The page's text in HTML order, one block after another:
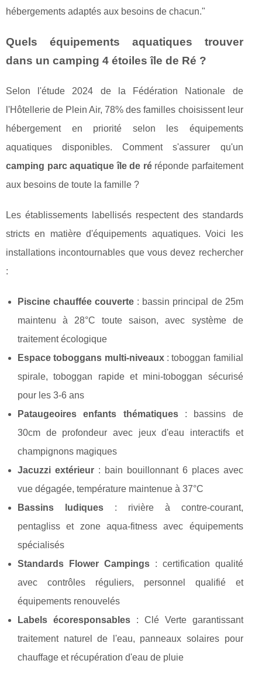
hébergements adaptés aux besoins de chacun."
Quels équipements aquatiques trouver
dans un camping 4 étoiles île de Ré ?
Selon l'étude 2024 de la Fédération Nationale de
l'Hôtellerie de Plein Air, 78% des familles choisissent leur
hébergement en priorité selon les équipements
aquatiques disponibles. Comment s'assurer qu'un
camping parc aquatique île de réréponde parfaitement
aux besoins de toute la famille ?
Les établissements labellisés respectent des standards
stricts en matière d'équipements aquatiques. Voici les
installations incontournables que vous devez rechercher
:
Piscine chauffée couverte : bassin principal de 25m
maintenu à 28°C toute saison, avec système de
traitement écologique
Espace toboggans multi-niveaux: toboggan familial
spirale, toboggan rapide et mini-toboggan sécurisé
pour les 3-6 ans
Pataugeoires enfants thématiques: bassins de
30cm de profondeur avec jeux d'eau interactifs et
champignons magiques
Jacuzzi extérieur: bain bouillonnant 6 places avec
vue dégagée, température maintenue à 37°C
Bassins ludiques: rivière à contre-courant,
pentagliss et zone aqua-fitness avec équipements
spécialisés
Standards Flower Campings: certification qualité
avec contrôles réguliers, personnel qualifié et
équipements renouvelés
Labels écoresponsables: Clé Verte garantissant
traitement naturel de l'eau, panneaux solaires pour
chauffage et récupération d'eau de pluie